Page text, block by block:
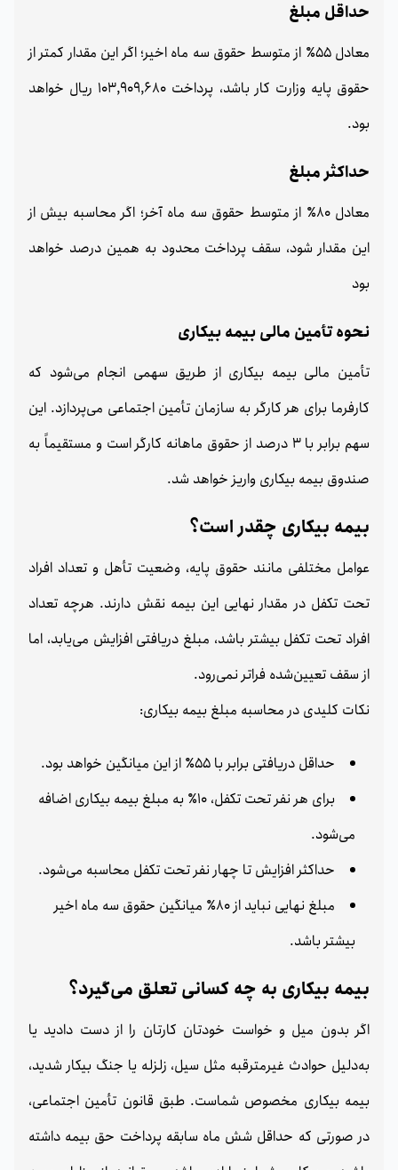
حداقل مبلغ
معادل 55٪ از متوسط حقوق سه ماه اخیر؛ اگر این مقدار کمتر از
حقوق پایه وزارت کار باشد، پرداخت 103,909,680 ریال خواهد
بود.
حداکثر مبلغ
معادل 80٪ از متوسط حقوق سه ماه آخر؛ اگر محاسبه بیش از
این مقدار شود، سقف پرداخت محدود به همین درصد خواهد
بود
نحوه تأمین مالی بیمه بیکاری
تأمین مالی بیمه بیکاری از طریق سهمی انجام می‌شود که
کارفرما برای هر کارگر به سازمان تأمین اجتماعی می‌پردازد. این
سهم برابر با 3 درصد از حقوق ماهانه کارگر است و مستقیماً به
صندوق بیمه بیکاری واریز خواهد شد.
بیمه بیکاری چقدر است؟
عوامل مختلفی مانند حقوق پایه، وضعیت تأهل و تعداد افراد
تحت تکفل در مقدار نهایی این بیمه نقش دارند. هرچه تعداد
افراد تحت تکفل بیشتر باشد، مبلغ دریافتی افزایش می‌یابد، اما
از سقف تعیین‌شده فراتر نمی‌رود.
نکات کلیدی در محاسبه مبلغ بیمه بیکاری:
حداقل دریافتی برابر با 55٪ از این میانگین خواهد بود.
برای هر نفر تحت تکفل، 10٪ به مبلغ بیمه بیکاری اضافه
می‌شود.
حداکثر افزایش تا چهار نفر تحت تکفل محاسبه می‌شود.
مبلغ نهایی نباید از 80٪ میانگین حقوق سه ماه اخیر
بیشتر باشد.
بیمه بیکاری به چه کسانی تعلق می‌گیرد؟
اگر بدون میل و خواست خودتان کارتان را از دست دادید یا
به‌دلیل حوادث غیرمترقبه مثل سیل، زلزله یا جنگ بیکار شدید،
بیمه بیکاری مخصوص شماست. طبق قانون تأمین اجتماعی،
در صورتی که حداقل شش ماه سابقه پرداخت حق بیمه داشته